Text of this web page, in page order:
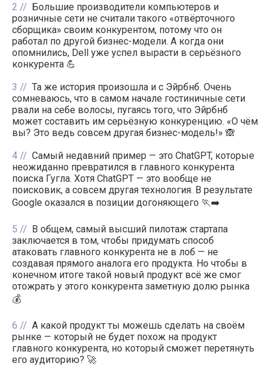
2
Большие производители компьютеров и
розничные сети не считали такого «отвёрточного
сборщика» своим конкурентом, потому что он
работал по другой бизнес-модели. А когда они
опомнились, Dell уже успел вырасти в серьёзного
конкурента 💪
3
Та же история произошла и с Эйрбнб. Очень
сомневаюсь, что в самом начале гостиничные сети
рвали на себе волосы, пугаясь того, что Эйрбнб
может составить им серьёзную конкуренцию. «О чём
вы? Это ведь совсем другая бизнес-модель!» 🙈
4
Самый недавний пример — это ChatGPT, которые
неожиданно превратился в главного конкурента
поиска Гугла. Хотя ChatGPT — это вообще не
поисковик, а совсем другая технология. В результате
Google оказался в позиции догоняющего 🏃‍➡️
5
В общем, самый высший пилотаж стартапа
заключается в том, чтобы придумать способ
атаковать главного конкурента не в лоб — не
создавая прямого аналога его продукта. Но чтобы в
конечном итоге такой новый продукт всё же смог
отожрать у этого конкурента заметную долю рынка
💰
6
А какой продукт ты можешь сделать на своём
рынке — который не будет похож на продукт
главного конкурента, но который сможет перетянуть
его аудиторию? 🚀